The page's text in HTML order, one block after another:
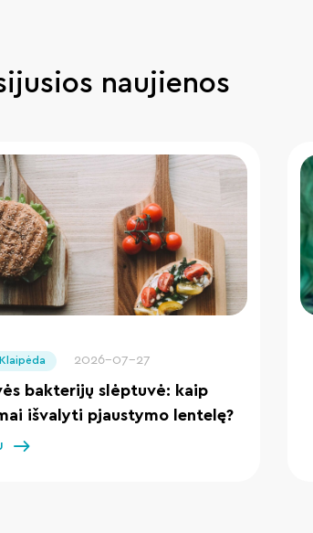
naujienos
2026-07-27
bakterijų slėptuvė: kaip
išvalyti pjaustymo lentelę?